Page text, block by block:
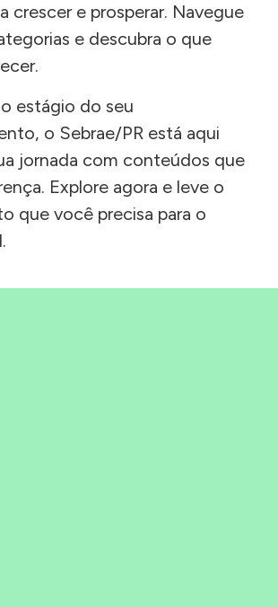
crescer e prosperar. Navegue
e descubra o que
estágio do seu
o Sebrae/PR está aqui
jornada com conteúdos que
Explore agora e leve o
que você precisa para o